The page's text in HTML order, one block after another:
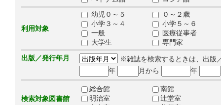
利用対象
幼児０～５
０～２歳
小学３～４
小学５～６
一般
医療従事者
大学生
専門家
出版／発行年月
※雑誌を検索するときは、出版
年
月から 年
検索対象図書館
総合館
南館
明治室
辻堂室